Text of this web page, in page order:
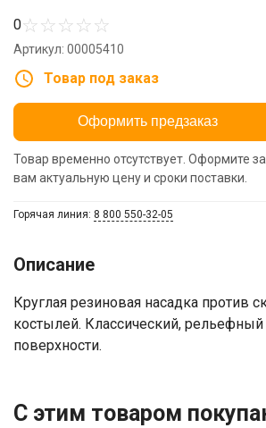
0☆☆☆☆☆
Артикул: 00005410
Товар под заказ
Оформить предзаказ
Товар временно отсутствует. Оформите
вам актуальную цену и сроки поставки.
Горячая линия: 8 800 550-32-05
Описание
Круглая резиновая насадка против
костылей. Классический, рельефный
поверхности.
С этим товаром